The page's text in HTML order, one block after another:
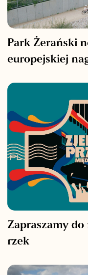
Park Żerański
europejskiej
Zapraszamy do
rzek